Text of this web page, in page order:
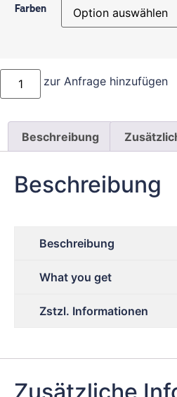
Farben
zur Anfrage hinzufügen
Beschreibung
Beschreibung
Beschreibung
What you get
Zstzl. Informationen